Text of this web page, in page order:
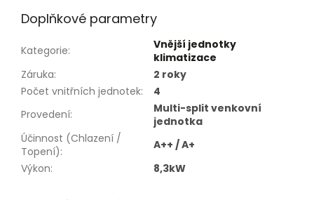
Doplňkové parametry
Kategorie:
Vnější jednotky
klimatizace
Záruka:
2 roky
Počet vnitřních jednotek:
4
Provedení:
Multi-split venkovní
jednotka
Účinnost (Chlazení /
Topení):
A++ / A+
Výkon: 8,3kW